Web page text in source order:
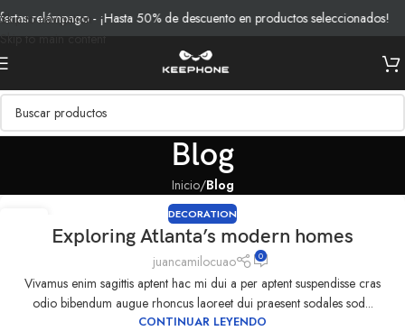
Skip to navigation
Skip to main content
relámpago - ¡Hasta 50% de descuento en productos seleccionados!
Blog
Inicio/Blog
DECORATION
Exploring Atlanta’s modern homes
juancamilocuao 0
Vivamus enim sagittis aptent hac mi dui a per aptent suspendisse cras
odio bibendum augue rhoncus laoreet dui praesent sodales sod...
CONTINUAR LEYENDO